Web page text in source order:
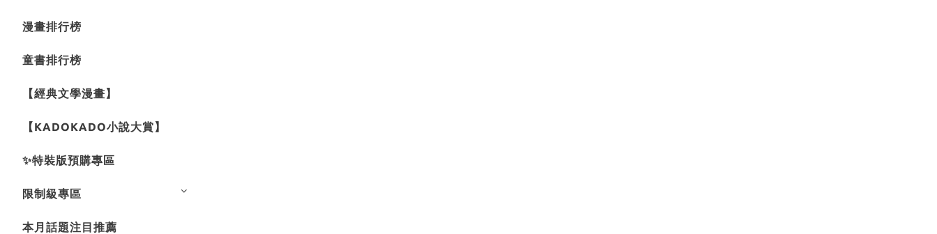
漫畫排行榜
童書排行榜
【經典文學漫畫】
【KADOKADO小說大賞】
✨特裝版預購專區
限制級專區
本月話題注目推薦